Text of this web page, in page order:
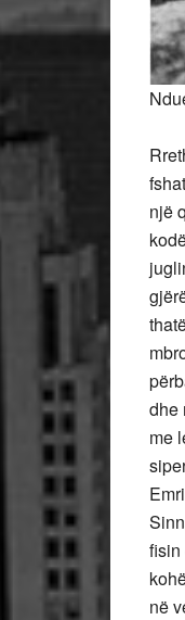
një
dhe
me
fisin
në